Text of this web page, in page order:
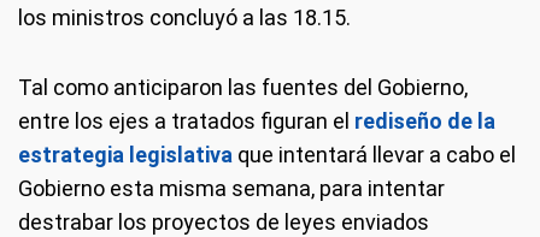
los ministros concluyó a las 18.15.
Tal como anticiparon las fuentes del Gobierno,
entre los ejes a tratados figuran el rediseño de la
estrategia legislativa que intentará llevar a cabo el
Gobierno esta misma semana, para intentar
destrabar los proyectos de leyes enviados